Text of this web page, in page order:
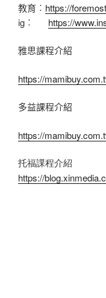
教育︰ https://
ig︰ https://
雅思課程介紹
https://
多益課程介紹
https://
托福課程介紹
https://